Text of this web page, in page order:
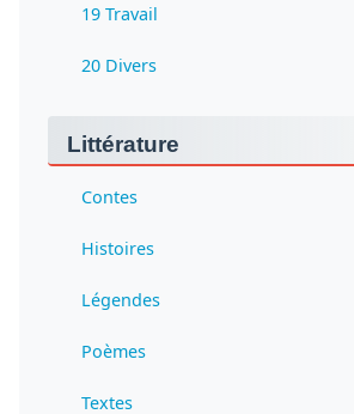
19 Travail
20 Divers
Littérature
Contes
Histoires
Légendes
Poèmes
Textes